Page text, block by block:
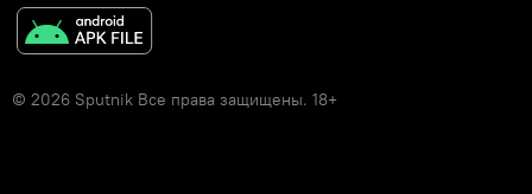
© 2026 Sputnik Все права защищены. 18+